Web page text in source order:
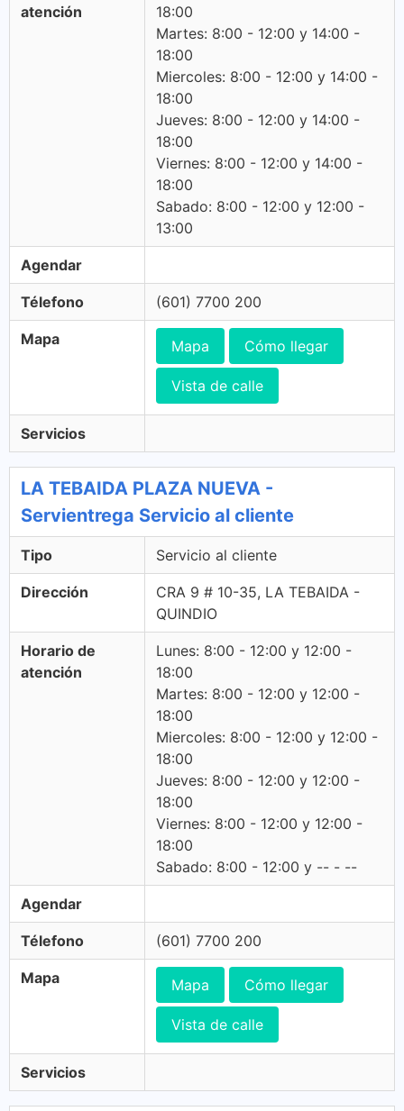
atención
18:00
Martes: 8:00 - 12:00 y 14:00 -
18:00
Miercoles: 8:00 - 12:00 y 14:00 -
18:00
Jueves: 8:00 - 12:00 y 14:00 -
18:00
Viernes: 8:00 - 12:00 y 14:00 -
18:00
Sabado: 8:00 - 12:00 y 12:00 -
13:00
Agendar
Télefono (601) 7700 200
Mapa Mapa Cómo llegar
Vista de calle
Servicios
LA TEBAIDA PLAZA NUEVA -
Servientrega Servicio al cliente
Tipo Servicio al cliente
Dirección
CRA 9 # 10-35, LA TEBAIDA -
QUINDIO
Horario de
atención
Lunes: 8:00 - 12:00 y 12:00 -
18:00
Martes: 8:00 - 12:00 y 12:00 -
18:00
Miercoles: 8:00 - 12:00 y 12:00 -
18:00
Jueves: 8:00 - 12:00 y 12:00 -
18:00
Viernes: 8:00 - 12:00 y 12:00 -
18:00
Sabado: 8:00 - 12:00 y -- - --
Agendar
Télefono (601) 7700 200
Mapa Mapa Cómo llegar
Vista de calle
Servicios